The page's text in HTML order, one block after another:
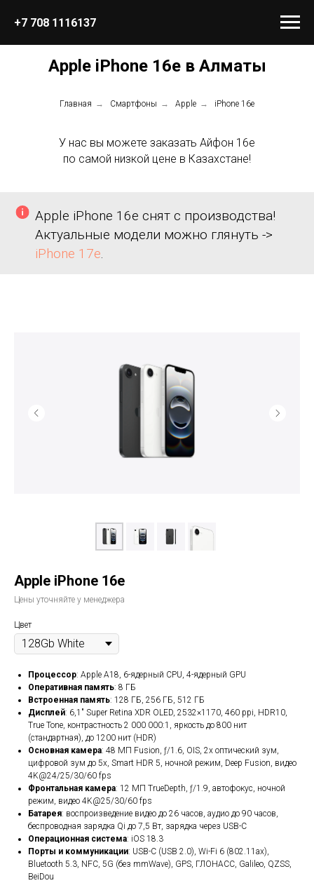
+7 708 1116137
Apple iPhone 16e в Алматы
Главная → Смартфоны → Apple → iPhone 16e
У нас вы можете заказать Айфон 16e
по самой низкой цене в Казахстане!
Apple iPhone 16e снят с производства!
Актуальные модели можно глянуть ->
iPhone 17e.
Apple iPhone 16e
Цены уточняйте у менеджера
Цвет
Процессор: Apple A18, 6-ядерный CPU, 4-ядерный GPU
Оперативная память: 8 ГБ
Встроенная память: 128 ГБ, 256 ГБ, 512 ГБ
Дисплей: 6,1" Super Retina XDR OLED, 2532×1170, 460 ppi, HDR10,
True Tone, контрастность 2 000 000:1, яркость до 800 нит
(стандартная), до 1200 нит (HDR)
Основная камера: 48 МП Fusion, ƒ/1.6, OIS, 2x оптический зум,
цифровой зум до 5x, Smart HDR 5, ночной режим, Deep Fusion, видео
4K@24/25/30/60 fps
Фронтальная камера: 12 МП TrueDepth, ƒ/1.9, автофокус, ночной
режим, видео 4K@25/30/60 fps
Батарея: воспроизведение видео до 26 часов, аудио до 90 часов,
беспроводная зарядка Qi до 7,5 Вт, зарядка через USB-C
Операционная система: iOS 18.3
Порты и коммуникации: USB-C (USB 2.0), Wi-Fi 6 (802.11ax),
Bluetooth 5.3, NFC, 5G (без mmWave), GPS, ГЛОНАСС, Galileo, QZSS,
BeiDou